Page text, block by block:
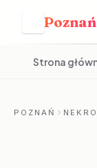
Poznań
Strona
POZNAŃ